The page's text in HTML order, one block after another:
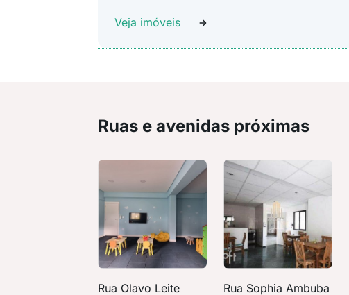
Veja imóveis
Ruas e avenidas próximas
Rua Olavo Leite Rua Sophia Ambuba